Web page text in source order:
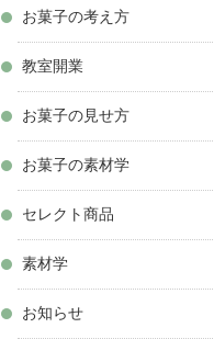
お菓子の考え方
教室開業
お菓子の見せ方
お菓子の素材学
セレクト商品
素材学
お知らせ